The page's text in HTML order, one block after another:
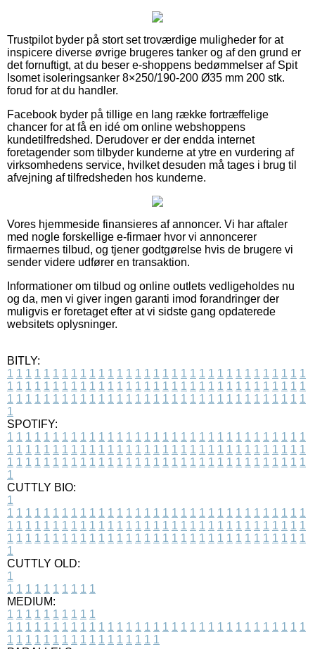
Trustpilot byder på stort set troværdige muligheder for at
inspicere diverse øvrige brugeres tanker og af den grund er
det fornuftigt, at du beser e-shoppens bedømmelser af Spit
Isomet isoleringsanker 8×250/190-200 Ø35 mm 200 stk.
forud for at du handler.
Facebook byder på tillige en lang række fortræffelige
chancer for at få en idé om online webshoppens
kundetilfredshed. Derudover er der endda internet
foretagender som tilbyder kunderne at ytre en vurdering af
virksomhedens service, hvilket desuden må tages i brug til
afvejning af tilfredsheden hos kunderne.
Vores hjemmeside finansieres af annoncer. Vi har aftaler
med nogle forskellige e-firmaer hvor vi annoncerer
firmaernes tilbud, og tjener godtgørelse hvis de brugere vi
sender videre udfører en transaktion.
Informationer om tilbud og online outlets vedligeholdes nu
og da, men vi giver ingen garanti imod forandringer der
muligvis er foretaget efter at vi sidste gang opdaterede
websitets oplysninger.
BITLY:
1 1 1 1 1 1 1 1 1 1 1 1 1 1 1 1 1 1 1 1 1 1 1 1 1 1 1 1 1 1 1 1 1
1 1 1 1 1 1 1 1 1 1 1 1 1 1 1 1 1 1 1 1 1 1 1 1 1 1 1 1 1 1 1 1 1
1 1 1 1 1 1 1 1 1 1 1 1 1 1 1 1 1 1 1 1 1 1 1 1 1 1 1 1 1 1 1 1 1
1
SPOTIFY:
1 1 1 1 1 1 1 1 1 1 1 1 1 1 1 1 1 1 1 1 1 1 1 1 1 1 1 1 1 1 1 1 1
1 1 1 1 1 1 1 1 1 1 1 1 1 1 1 1 1 1 1 1 1 1 1 1 1 1 1 1 1 1 1 1 1
1 1 1 1 1 1 1 1 1 1 1 1 1 1 1 1 1 1 1 1 1 1 1 1 1 1 1 1 1 1 1 1 1
1
CUTTLY BIO:
1
1 1 1 1 1 1 1 1 1 1 1 1 1 1 1 1 1 1 1 1 1 1 1 1 1 1 1 1 1 1 1 1 1
1 1 1 1 1 1 1 1 1 1 1 1 1 1 1 1 1 1 1 1 1 1 1 1 1 1 1 1 1 1 1 1 1
1 1 1 1 1 1 1 1 1 1 1 1 1 1 1 1 1 1 1 1 1 1 1 1 1 1 1 1 1 1 1 1 1
1
CUTTLY OLD:
1
1 1 1 1 1 1 1 1 1 1
MEDIUM:
1 1 1 1 1 1 1 1 1 1
1 1 1 1 1 1 1 1 1 1 1 1 1 1 1 1 1 1 1 1 1 1 1 1 1 1 1 1 1 1 1 1 1
1 1 1 1 1 1 1 1 1 1 1 1 1 1 1 1 1